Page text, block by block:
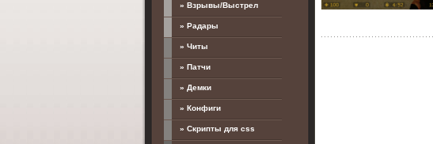
» Взрывы/Выстрел
» Радары
» Читы
» Патчи
» Демки
» Конфиги
» Скрипты для css